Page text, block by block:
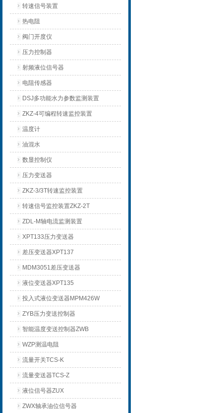
转速信号装置
热电阻
阀门开度仪
压力控制器
射频液位信号器
电阻传感器
DSJ多功能水力参数监测装置
ZKZ-4可编程转速监控装置
温度计
油混水
数显控制仪
压力变送器
ZKZ-3/3T转速监控装置
转速信号监控装置ZKZ-2T
ZDL-M轴电流监测装置
XPT133压力变送器
差压变送器XPT137
MDM3051差压变送器
液位变送器XPT135
投入式液位变送器MPM426W
ZYB压力变送控制器
智能温度变送控制器ZWB
WZP测温电阻
流量开关TCS-K
流量变送器TCS-Z
液位信号器ZUX
ZWX轴承油位信号器